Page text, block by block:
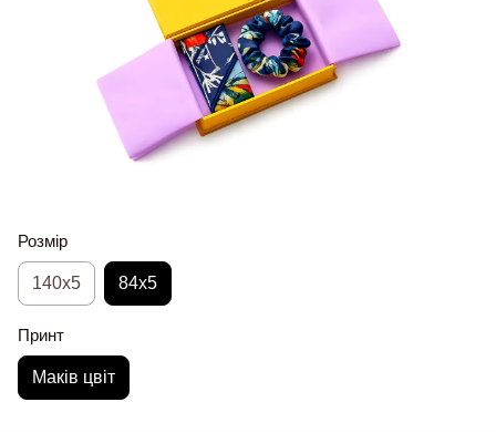
Розмір
140x5 84x5
Принт
Маків цвіт